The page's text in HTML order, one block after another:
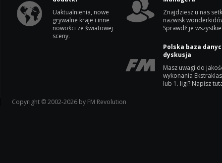
Uaktualnienia, nowe
grywalne kraje i inne
nowości ze światowej
sceny.
Znajdziesz u nas
nazwisk
Sprawdź je
Polska baza
dyskusja
Masz uwagi do
wykonania
lub 1. ligi? Napisz
Copyright © 2002-2026 by FM Revolution